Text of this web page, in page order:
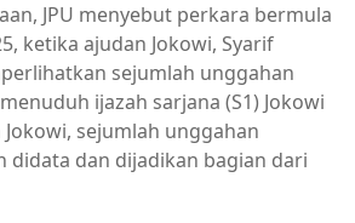
JPU menyebut perkara bermula
ketika ajudan Jokowi, Syarif
sejumlah unggahan
ijazah sarjana (S1) Jokowi
sejumlah unggahan
didata dan dijadikan bagian dari